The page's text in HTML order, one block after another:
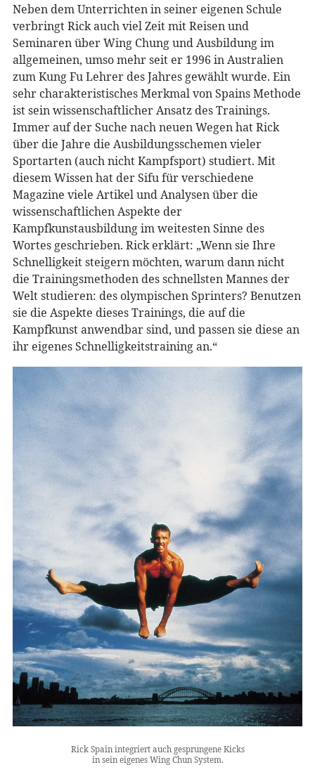
Neben dem Unterrichten in seiner eigenen Schule
verbringt Rick auch viel Zeit mit Reisen und
Seminaren über Wing Chung und Ausbildung im
allgemeinen, umso mehr seit er 1996 in Australien
zum Kung Fu Lehrer des Jahres gewählt wurde. Ein
sehr charakteristisches Merkmal von Spains Methode
ist sein wissenschaftlicher Ansatz des Trainings.
Immer auf der Suche nach neuen Wegen hat Rick
über die Jahre die Ausbildungsschemen vieler
Sportarten (auch nicht Kampfsport) studiert. Mit
diesem Wissen hat der Sifu für verschiedene
Magazine viele Artikel und Analysen über die
wissenschaftlichen Aspekte der
Kampfkunstausbildung im weitesten Sinne des
Wortes geschrieben. Rick erklärt: „Wenn sie Ihre
Schnelligkeit steigern möchten, warum dann nicht
die Trainingsmethoden des schnellsten Mannes der
Welt studieren: des olympischen Sprinters? Benutzen
sie die Aspekte dieses Trainings, die auf die
Kampfkunst anwendbar sind, und passen sie diese an
ihr eigenes Schnelligkeitstraining an.“
Rick Spain integriert auch gesprungene Kicks
in sein eigenes Wing Chun System.